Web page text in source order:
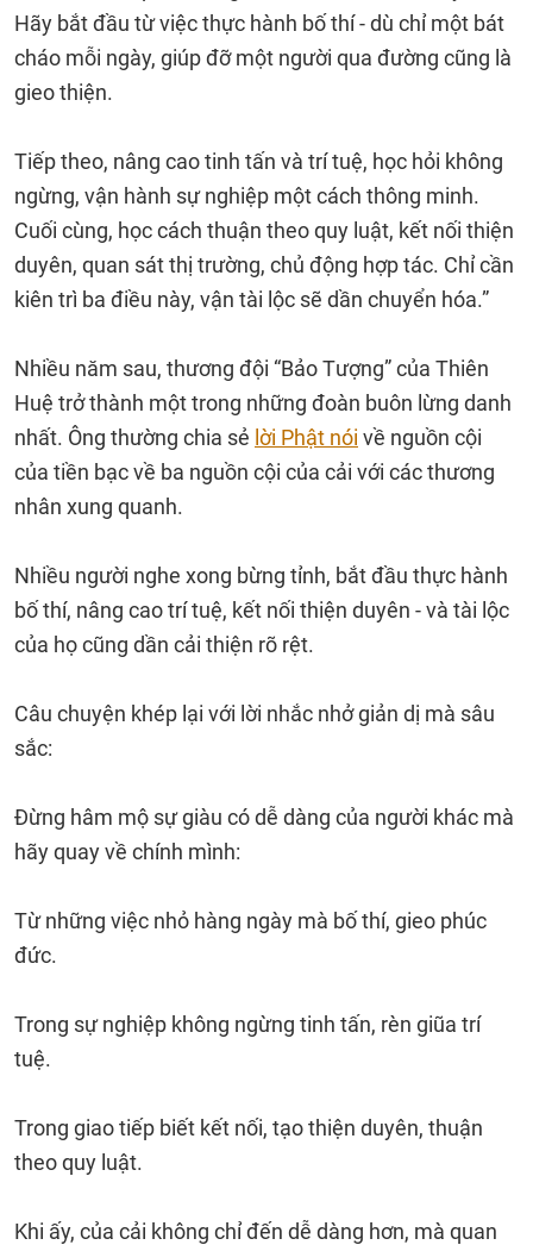
Hãy bắt đầu từ việc thực hành bố thí - dù chỉ một bát
cháo mỗi ngày, giúp đỡ một người qua đường cũng là
gieo thiện.
Tiếp theo, nâng cao tinh tấn và trí tuệ, học hỏi không
ngừng, vận hành sự nghiệp một cách thông minh.
Cuối cùng, học cách thuận theo quy luật, kết nối thiện
duyên, quan sát thị trường, chủ động hợp tác. Chỉ cần
kiên trì ba điều này, vận tài lộc sẽ dần chuyển hóa.”
Nhiều năm sau, thương đội “Bảo Tượng” của Thiên
Huệ trở thành một trong những đoàn buôn lừng danh
nhất. Ông thường chia sẻ lời Phật nói về nguồn cội
của tiền bạc về ba nguồn cội của cải với các thương
nhân xung quanh.
Nhiều người nghe xong bừng tỉnh, bắt đầu thực hành
bố thí, nâng cao trí tuệ, kết nối thiện duyên - và tài lộc
của họ cũng dần cải thiện rõ rệt.
Câu chuyện khép lại với lời nhắc nhở giản dị mà sâu
sắc:
Đừng hâm mộ sự giàu có dễ dàng của người khác mà
hãy quay về chính mình:
Từ những việc nhỏ hàng ngày mà bố thí, gieo phúc
đức.
Trong sự nghiệp không ngừng tinh tấn, rèn giũa trí
tuệ.
Trong giao tiếp biết kết nối, tạo thiện duyên, thuận
theo quy luật.
Khi ấy, của cải không chỉ đến dễ dàng hơn, mà quan